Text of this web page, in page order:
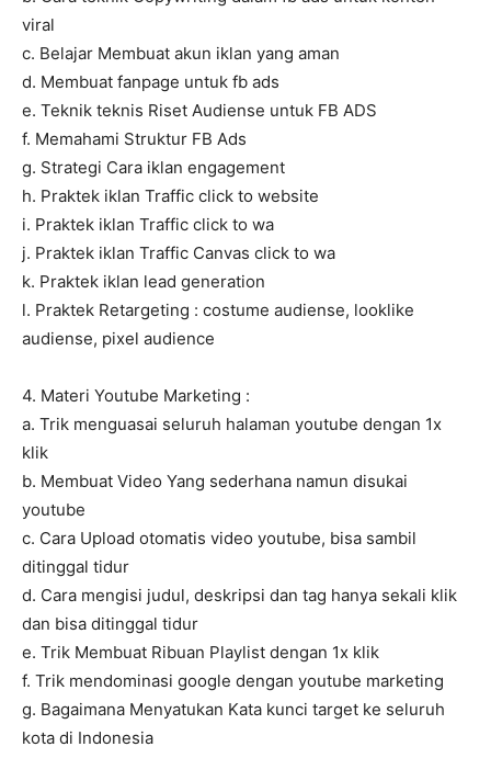
viral
c. Belajar Membuat akun iklan yang aman
d. Membuat fanpage untuk fb ads
e. Teknik teknis Riset Audiense untuk FB ADS
f. Memahami Struktur FB Ads
g. Strategi Cara iklan engagement
h. Praktek iklan Traffic click to website
i. Praktek iklan Traffic click to wa
j. Praktek iklan Traffic Canvas click to wa
k. Praktek iklan lead generation
l. Praktek Retargeting : costume audiense, looklike
audiense, pixel audience
4. Materi Youtube Marketing :
a. Trik menguasai seluruh halaman youtube dengan 1x
klik
b. Membuat Video Yang sederhana namun disukai
youtube
c. Cara Upload otomatis video youtube, bisa sambil
ditinggal tidur
d. Cara mengisi judul, deskripsi dan tag hanya sekali klik
dan bisa ditinggal tidur
e. Trik Membuat Ribuan Playlist dengan 1x klik
f. Trik mendominasi google dengan youtube marketing
g. Bagaimana Menyatukan Kata kunci target ke seluruh
kota di Indonesia